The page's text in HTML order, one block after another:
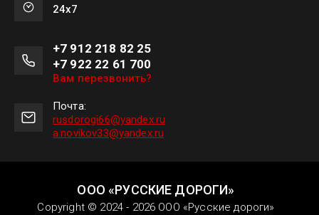
24х7
+7 912 218 82 25
+7 922 22 61 700
Вам перезвонить?
Почта:
rusdorogi66@yandex.ru
a.novikov33@yandex.ru
ООО «РУССКИЕ ДОРОГИ»
Copyright © 2024 - 2026 ООО «Русские дороги»